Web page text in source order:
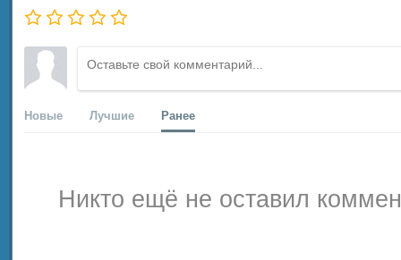
Новые Лучшие Ранее
Никто ещё не оставил